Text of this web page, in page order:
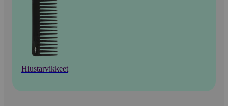
Hiustarvikkeet